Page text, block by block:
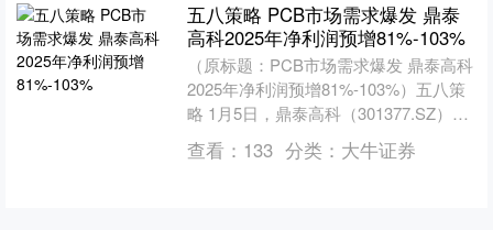
五八策略 PCB市场需求爆发 鼎泰
高科2025年净利润预增81%-103%
（原标题：PCB市场需求爆发 鼎泰高科
2025年净利润预增81%-103%）五八策
略 1月5日，鼎泰高科（301377.SZ）发
布2025年业绩预告，预计202....
查看： 133 分类： 大牛证券